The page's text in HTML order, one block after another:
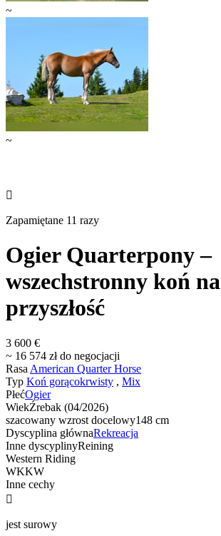
~
~

Zapamiętane 11 razy
Ogier Quarterpony –
wszechstronny koń na
przyszłość
3 600 €
~ 16 574 zł do negocjacji
Rasa American Quarter Horse
Typ Koń gorącokrwisty , Mix
PłećOgier
WiekŹrebak (04/2026)
szacowany wzrost docelowy148 cm
Dyscyplina głównaRekreacja
Inne dyscyplinyReining
Western Riding
WKKW
Inne cechy

jest surowy